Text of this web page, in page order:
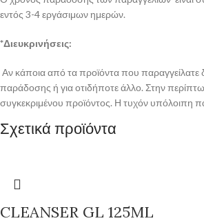
εντός 3-4 εργάσιμων ημερών.
*Διευκρινήσεις:
Αν κάποια από τα προϊόντα που παραγγείλατε
παράδοσης ή για οτιδήποτε άλλο. Στην
συγκεκριμένου προϊόντος. Η τυχόν υπόλοιπη
Σχετικά προϊόντα
CLEANSER GL 125ML